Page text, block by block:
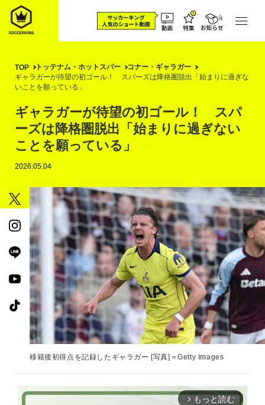
TOP トッテナム・ホットスパー
コナー・ギャラガー
ギャラガーが待望の初ゴール！ スパーズは降格圏脱出「始まりに過ぎな
いことを願っている」
ギャラガーが待望の初ゴール！ スパ
ーズは降格圏脱出「始まりに過ぎない
ことを願っている」
2026.05.04
移籍後初得点を記録したギャラガー [写真]＝Getty Images
arrow_forward_ios もっと読む